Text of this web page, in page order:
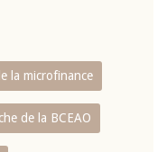
la microfinance
de la BCEAO